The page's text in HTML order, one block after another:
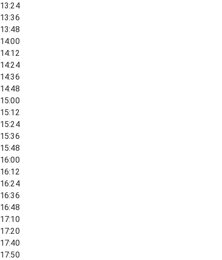
13:24
13:36
13:48
14:00
14:12
14:24
14:36
14:48
15:00
15:12
15:24
15:36
15:48
16:00
16:12
16:24
16:36
16:48
17:10
17:20
17:40
17:50